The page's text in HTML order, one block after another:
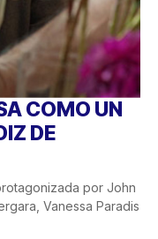
COMO UN
DE
por John
Vanessa Paradis